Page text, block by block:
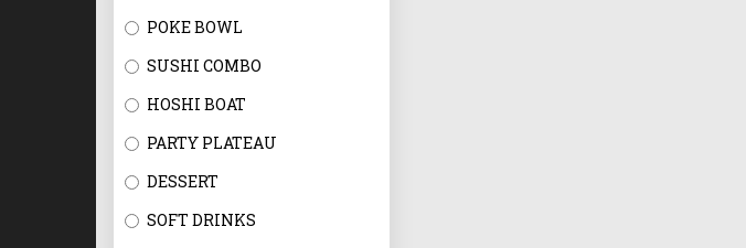
POKE BOWL
SUSHI COMBO
HOSHI BOAT
PARTY PLATEAU
DESSERT
SOFT DRINKS